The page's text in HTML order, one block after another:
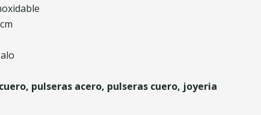
pulseras acero, pulseras cuero, joyeria